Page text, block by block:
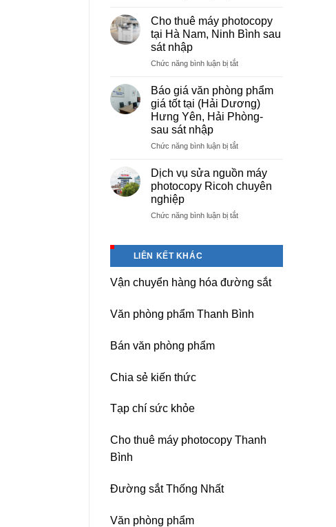
–
Báo
giá
tài
cho
học
sinh,
sinh
văn
công
ty
cấp
văn
phòng
chuyên
tại
KCN
Tam
Dương
Vĩnh
Cho thuê máy photocopy
tại Hà Nam, Ninh Bình sau
sát nhập
Chức năng bình luận bị tắtở
máy
photocopy
tại
Nam,
sau
sát
Báo giá văn phòng phẩm
giá tốt tại (Hải Dương)
Hưng Yên, Hải Phòng-
sau sát nhập
Chức năng bình luận bị tắtở
văn
phòng
giá
Yên,
Phòng-
sau
Dịch vụ sửa nguồn máy
photocopy Ricoh chuyên
nghiệp
Chức năng bình luận bị tắtở
photocopy
chuyên
nghiệp
LIÊN KẾT KHÁC
Vận chuyển hàng hóa đường sắt
Văn phòng phẩm Thanh Bình
Bán văn phòng phẩm
Chia sẻ kiến thức
Tạp chí sức khỏe
Cho thuê máy photocopy Thanh
Bình
Đường sắt Thống Nhất
Văn phòng phẩm